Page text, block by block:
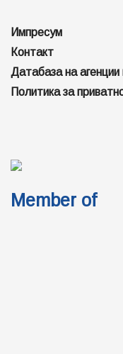
Импресум
Контакт
Датабаза на
Политика за
Member of